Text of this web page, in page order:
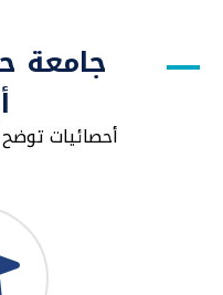
جامعة
أحصائيات